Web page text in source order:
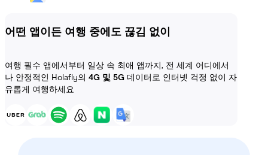
어떤 앱이든 여행 중에도 끊김 없이
여행 필수 앱에서부터 일상 속 최애 앱까지, 전 세계 어디에서
나 안정적인 Holafly의 4G 및 5G 데이터로 인터넷 걱정 없이 자
유롭게 여행하세요